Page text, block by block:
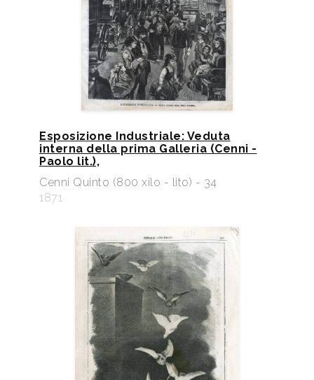
Esposizione Industriale: Veduta
interna della prima Galleria (Cenni -
Paolo lit.),
Cenni Quinto (800 xilo - lito) - 34
1871